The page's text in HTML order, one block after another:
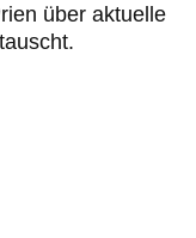
über aktuelle